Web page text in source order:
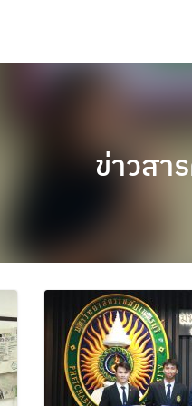
ข่าวสา